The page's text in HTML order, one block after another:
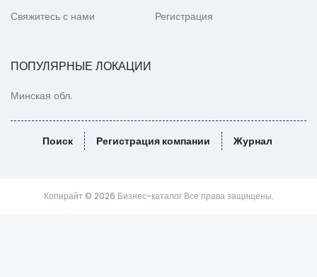
Свяжитесь с нами Регистрация
ПОПУЛЯРНЫЕ ЛОКАЦИИ
Минская обл.
Поиск Регистрация компании Журнал
Копирайт © 2026 Бизнес-каталог Все права защищены.